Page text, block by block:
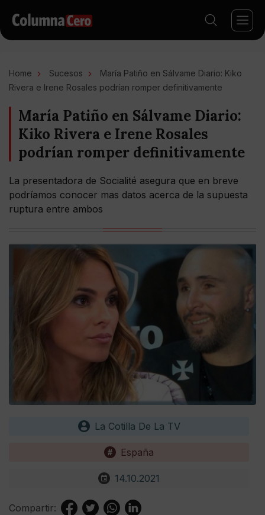
Home Sucesos
María Patiño en Sálvame Diario: Kiko
Rivera e Irene Rosales podrían romper definitivamente
María Patiño en Sálvame Diario:
Kiko Rivera e Irene Rosales
podrían romper definitivamente
La presentadora de Socialité asegura que en breve
podríamos conocer mas datos acerca de la supuesta
ruptura entre ambos
La Cotilla De La TV
España
14.10.2021
Compartir: